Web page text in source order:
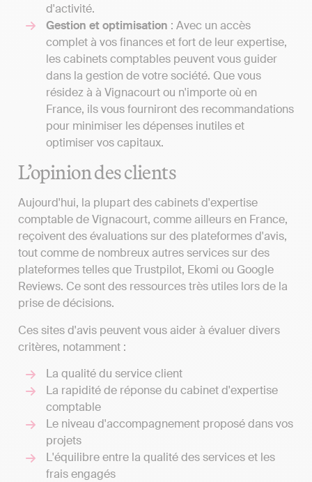
d'activité.
Gestion et optimisation : Avec un accès
complet à vos finances et fort de leur expertise,
les cabinets comptables peuvent vous guider
dans la gestion de votre société. Que vous
résidez à à Vignacourt ou n'importe où en
France, ils vous fourniront des recommandations
pour minimiser les dépenses inutiles et
optimiser vos capitaux.
L’opinion des clients
Aujourd'hui, la plupart des cabinets d'expertise
comptable de Vignacourt, comme ailleurs en France,
reçoivent des évaluations sur des plateformes d'avis,
tout comme de nombreux autres services sur des
plateformes telles que Trustpilot, Ekomi ou Google
Reviews. Ce sont des ressources très utiles lors de la
prise de décisions.
Ces sites d'avis peuvent vous aider à évaluer divers
critères, notamment :
La qualité du service client
La rapidité de réponse du cabinet d'expertise
comptable
Le niveau d'accompagnement proposé dans vos
projets
L'équilibre entre la qualité des services et les
frais engagés